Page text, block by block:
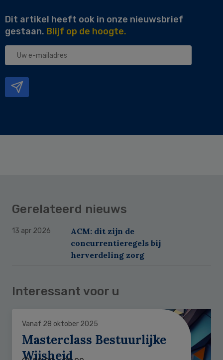
Dit artikel heeft ook in onze nieuwsbrief
gestaan. Blijf op de hoogte.
Uw
Gerelateerd nieuws
13 apr 2026
ACM: dit zijn de
concurrentieregels bij
herverdeling zorg
Interessant voor u
Vanaf 28 oktober 2025
Masterclass Bestuurlijke
Wijsheid